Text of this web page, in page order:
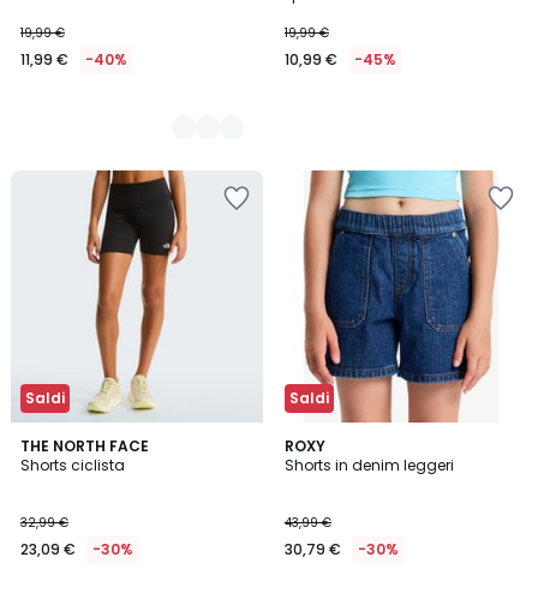
19,99 €
11,99 € -40%
19,99 €
10,99 € -45%
Saldi
THE NORTH FACE
Shorts ciclista
32,99 €
23,09 € -30%
Saldi
ROXY
Shorts in denim leggeri
43,99 €
30,79 € -30%